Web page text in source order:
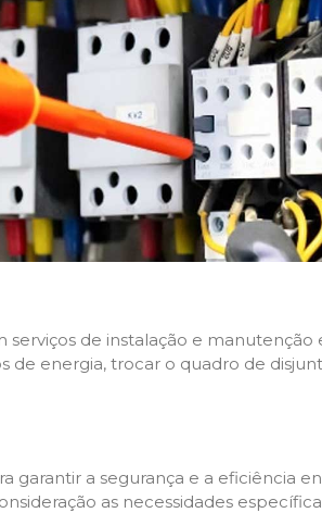
serviços de instalação e
de energia, trocar o quadro de
a segurança e a eficiência
as necessidades